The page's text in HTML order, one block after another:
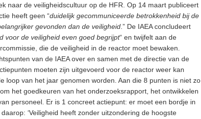
naar de veiligheidscultuur op de HFR. Op 14 maart publiceert
heeft geen “duidelijk gecommuniceerde betrokkenheid bij de
gevonden dan de veiligheid .” De IAEA concludeert
voor de veiligheid even goed begrijpt“ en twijfelt aan de
die de veiligheid in de reactor moet bewaken.
van de IAEA over en samen met de directie van de
moeten zijn uitgevoerd voor de reactor weer kan
loop van het jaar genomen worden. Aan die 8 punten is niet zo
het goedkeuren van het onderzoeksrapport, het ontwikkelen
personeel. Er is 1 concreet actiepunt: er moet een bordje in
‘Veiligheid heeft zonder uitzondering de hoogste